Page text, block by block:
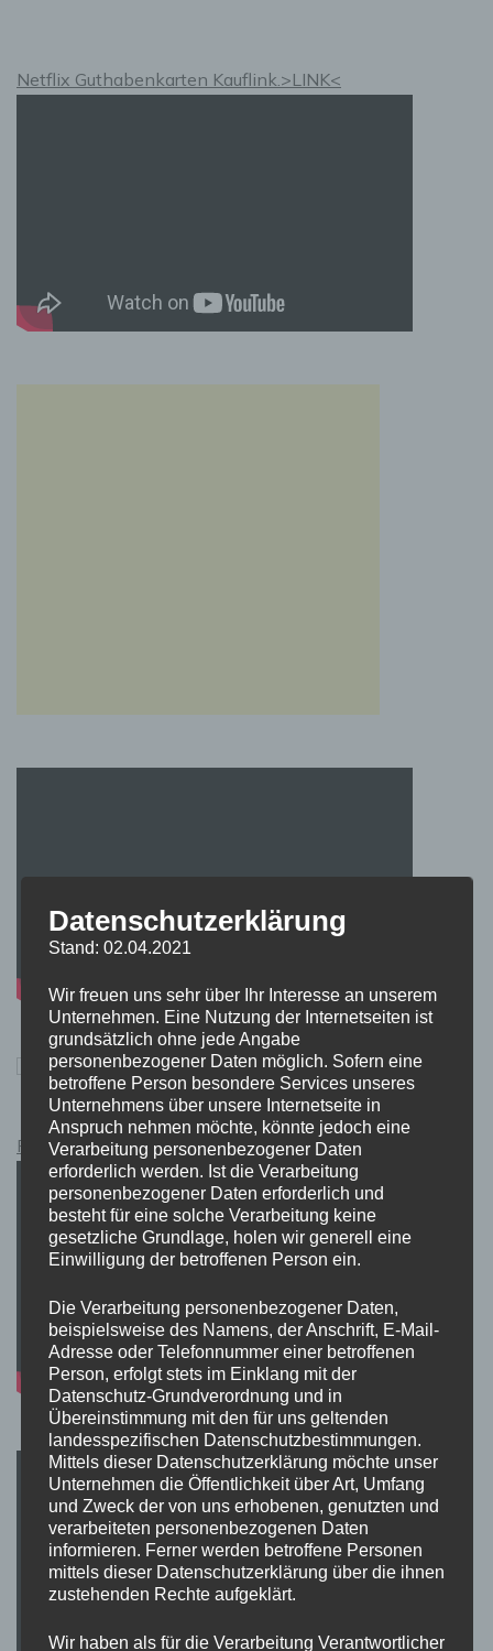
Netflix Guthabenkarten Kauflink.>LINK<
Pokémon Schwert und Schild Kauflink.>LINK<
Datenschutzerklärung
Stand: 02.04.2021
Wir freuen uns sehr über Ihr Interesse an unserem
Unternehmen. Eine Nutzung der Internetseiten ist
grundsätzlich ohne jede Angabe
personenbezogener Daten möglich. Sofern eine
betroffene Person besondere Services unseres
Unternehmens über unsere Internetseite in
Anspruch nehmen möchte, könnte jedoch eine
Verarbeitung personenbezogener Daten
erforderlich werden. Ist die Verarbeitung
personenbezogener Daten erforderlich und
besteht für eine solche Verarbeitung keine
gesetzliche Grundlage, holen wir generell eine
Einwilligung der betroffenen Person ein.
Die Verarbeitung personenbezogener Daten,
beispielsweise des Namens, der Anschrift, E-Mail-
Adresse oder Telefonnummer einer betroffenen
Person, erfolgt stets im Einklang mit der
Datenschutz-Grundverordnung und in
Übereinstimmung mit den für uns geltenden
landesspezifischen Datenschutzbestimmungen.
Mittels dieser Datenschutzerklärung möchte unser
Unternehmen die Öffentlichkeit über Art, Umfang
und Zweck der von uns erhobenen, genutzten und
verarbeiteten personenbezogenen Daten
informieren. Ferner werden betroffene Personen
mittels dieser Datenschutzerklärung über die ihnen
zustehenden Rechte aufgeklärt.
Wir haben als für die Verarbeitung Verantwortlicher